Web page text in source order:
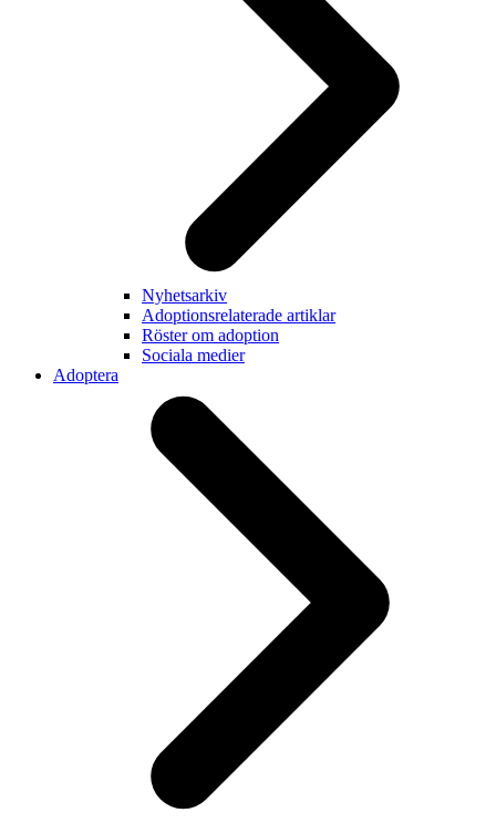
Nyhetsarkiv
Adoptionsrelaterade artiklar
Röster om adoption
Sociala medier
Adoptera